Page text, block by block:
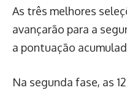
As três melhores
avançarão para a
a pontuação
Na segunda fase, as